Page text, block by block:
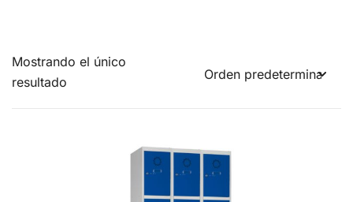
Mostrando el único
resultado